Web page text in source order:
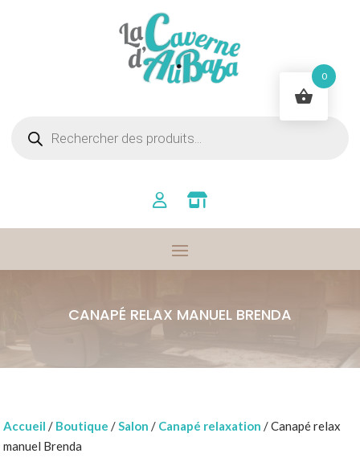
produits
CANAPÉ RELAX MANUEL BRENDA
Accueil / Boutique /Salon / Canapé relaxation / Canapé relax
manuel Brenda
0